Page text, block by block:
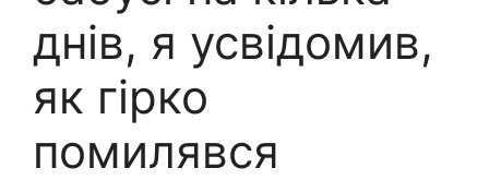
днів, я усвідомив,
як гірко
помилявся